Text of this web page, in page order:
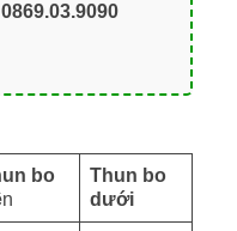
0869.03.9090
bo
n
Thun bo
dưới